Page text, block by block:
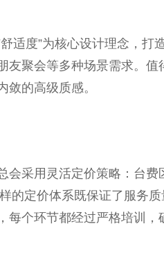
适度”为核心设计理念，
友聚会等多种场景需求。
敛的高级质感。
会采用灵活定价策略：台
的定价体系既保证了服务
每个环节都经过严格培训